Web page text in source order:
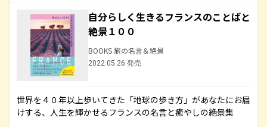
自分らしく生きるフランスのことばと
絶景１００
BOOKS 旅の名言＆絶景
2022.05.26 発売
世界を４０年以上歩いてきた「地球の歩き方」があなたにお届
けする、人生を輝かせるフランスの名言と癒やしの絶景集